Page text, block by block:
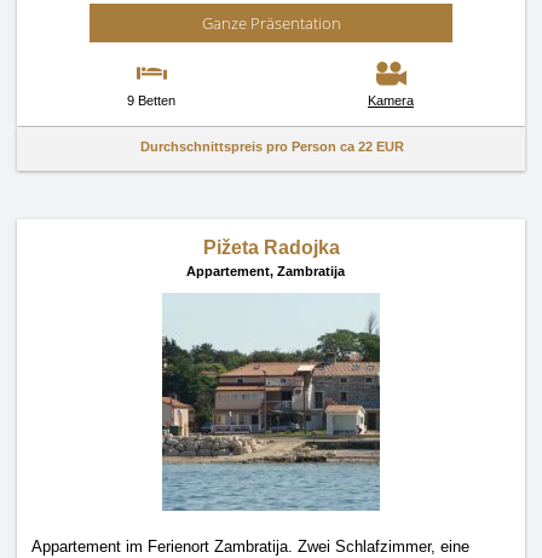
Ganze Präsentation
9 Betten Kamera
Durchschnittspreis pro Person ca 22 EUR
Pižeta Radojka
Appartement, Zambratija
Appartement im Ferienort Zambratija. Zwei Schlafzimmer, eine